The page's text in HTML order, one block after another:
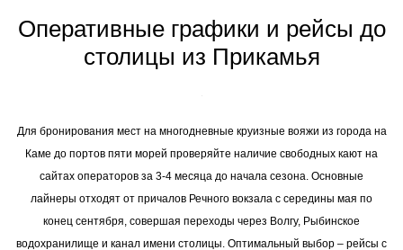
Оперативные графики и рейсы до
столицы из Прикамья
Для бронирования мест на многодневные круизные вояжи из города на
Каме до портов пяти морей проверяйте наличие свободных кают на
сайтах операторов за 3-4 месяца до начала сезона. Основные
лайнеры отходят от причалов Речного вокзала с середины мая по
конец сентября, совершая переходы через Волгу, Рыбинское
водохранилище и канал имени столицы. Оптимальный выбор – рейсы с